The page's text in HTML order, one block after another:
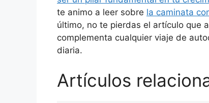
te animo a leer sobre la caminata
último, no te pierdas el artículo que
complementa cualquier viaje de
diaria.
Artículos